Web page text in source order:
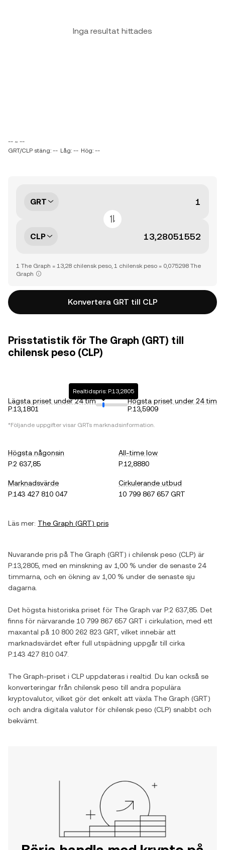
Inga resultat hittades
-- ~ --
GRT/CLP stäng: -- Låg: -- Hög: --
GRT
CLP
1 The Graph = 13,28 chilensk peso, 1 chilensk peso = 0,075298 The
Graph
Konvertera GRT till CLP
Prisstatistik för The Graph (GRT) till
chilensk peso (CLP)
Lägsta priset under 24 tim
P.13,1801
Realtidspris: P.13,2805
Högsta priset under 24 tim
P.13,5909
*Följande uppgifter visar GRTs marknadsinformation.
Högsta någonsin
P.2 637,85
All-time low
P.12,8880
Marknadsvärde
P.143 427 810 047
Cirkulerande utbud
10 799 867 657 GRT
Läs mer: The Graph (GRT) pris
Nuvarande pris på The Graph (GRT) i chilensk peso (CLP) är
P.13,2805 , med en minskning av 1,00 % under de senaste 24
timmarna, och en ökning av 1,00 % under de senaste sju
dagarna.
Det högsta historiska priset för The Graph var P.2 637,85 . Det
finns för närvarande 10 799 867 657 GRT i cirkulation, med ett
maxantal på 10 800 262 823 GRT , vilket innebär att
marknadsvärdet efter full utspädning uppgår till cirka
P.143 427 810 047
The Graph-priset i CLP uppdateras i realtid. Du kan också se
konverteringar från chilensk peso till andra populära
kryptovalutor, vilket gör det enkelt att växla The Graph (GRT)
och andra digitala valutor för chilensk peso (CLP) snabbt och
bekvämt.